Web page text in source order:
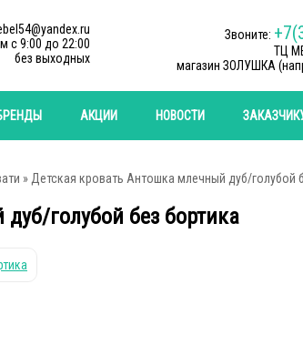
c 9:00 до 22:00
без выходных
Звоните:
ТЦ
магазин ЗОЛУШКА
АКЦИИ НОВОСТИ
» Детская кровать Антошка млечный дуб/голубой
голубой без бортика